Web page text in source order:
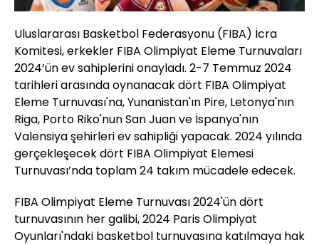
Uluslararası Basketbol Federasyonu (FIBA) İcra
Komitesi, erkekler FIBA Olimpiyat Eleme Turnuvaları
2024’ün ev sahiplerini onayladı. 2-7 Temmuz 2024
tarihleri arasında oynanacak dört FIBA Olimpiyat
Eleme Turnuvası'na, Yunanistan'ın Pire, Letonya'nın
Riga, Porto Riko'nun San Juan ve İspanya'nın
Valensiya şehirleri ev sahipliği yapacak. 2024 yılında
gerçekleşecek dört FIBA Olimpiyat Elemesi
Turnuvası’nda toplam 24 takım mücadele edecek.
FIBA Olimpiyat Eleme Turnuvası 2024'ün dört
turnuvasının her galibi, 2024 Paris Olimpiyat
Oyunları'ndaki basketbol turnuvasına katılmaya hak